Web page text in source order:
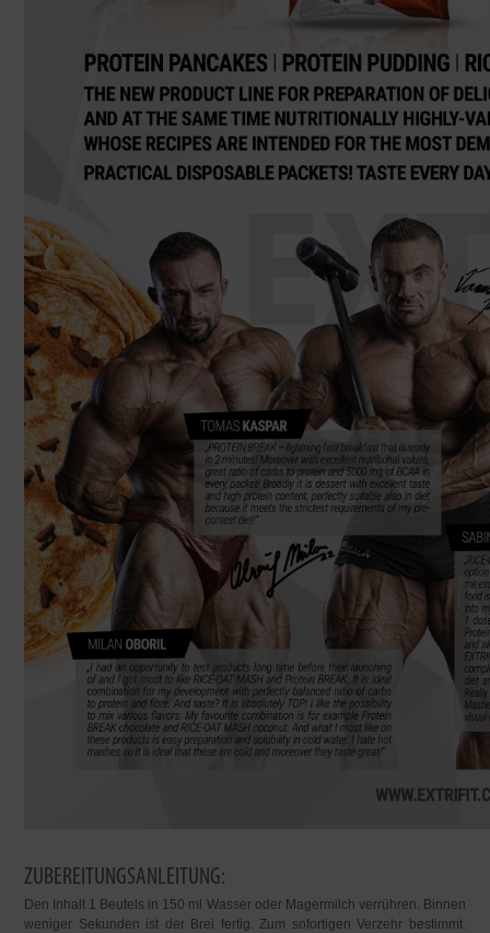
ZUBEREITUNGSANLEITUNG:
Den Inhalt 1 Beutels in 150 ml Wasser oder Magermilch verrühren. Binnen
weniger Sekunden ist der Brei fertig. Zum sofortigen Verzehr bestimmt.